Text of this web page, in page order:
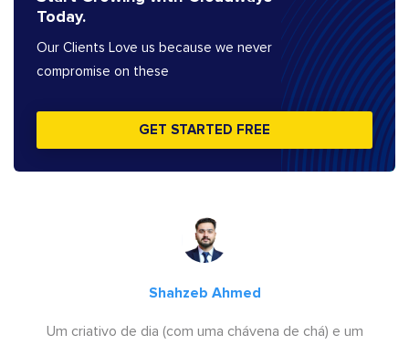
Today.
Our Clients Love us because we never
compromise on these
GET STARTED FREE
Shahzeb Ahmed
Um criativo de dia (com uma chávena de chá) e um